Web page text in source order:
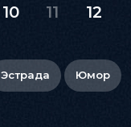
10 11 12
Эстрада Юмор